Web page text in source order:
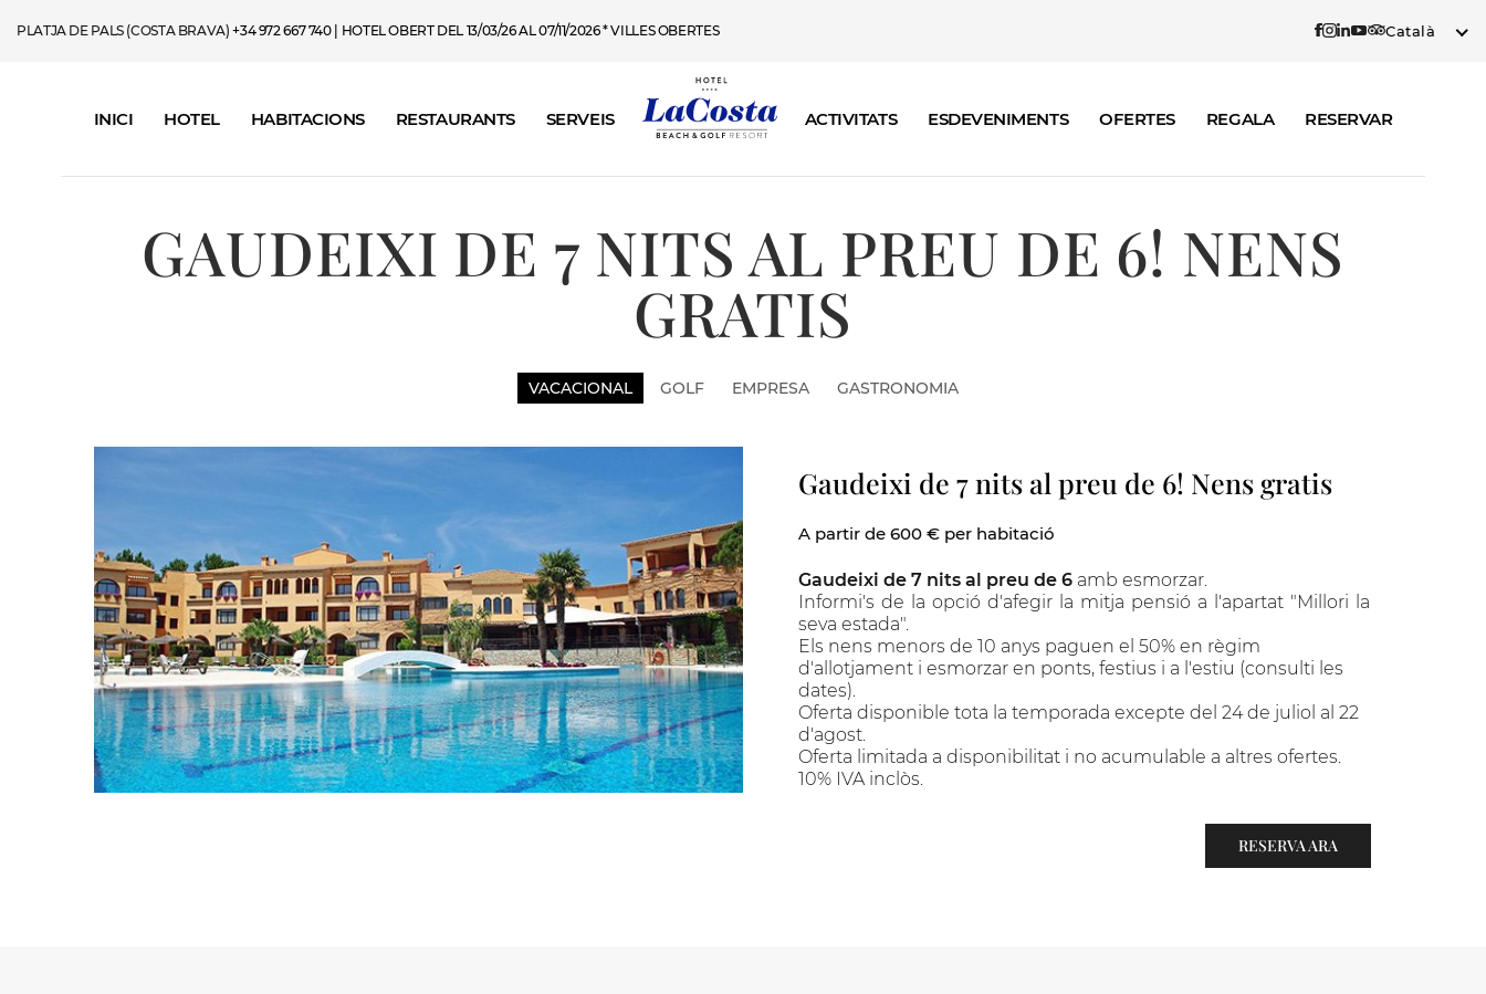
PLATJA DE PALS (COSTA BRAVA)+34 972 667 740| HOTEL OBERT DEL 13/03/26 AL 07/11/2026 * VILLES OBERTES Català
INICI HOTEL HABITACIONS RESTAURANTS SERVEIS ACTIVITATS ESDEVENIMENTS OFERTES REGALA RESERVAR
GAUDEIXI DE 7 NITS AL PREU DE 6! NENS
GRATIS
VACACIONAL GOLF EMPRESA GASTRONOMIA
Gaudeixi de 7 nits al preu de 6! Nens gratis
A partir de 600 € per habitació
Gaudeixi de 7 nits al preu de 6 amb esmorzar.
Informi's de la opció d'afegir la mitja pensió a l'apartat "Millori la
seva estada".
Els nens menors de 10 anys paguen el 50% en règim
d'allotjament i esmorzar en ponts, festius i a l'estiu (consulti les
dates).
Oferta disponible tota la temporada excepte del 24 de juliol al 22
d'agost.
Oferta limitada a disponibilitat i no acumulable a altres ofertes.
10% IVA inclòs.
RESERVA ARA